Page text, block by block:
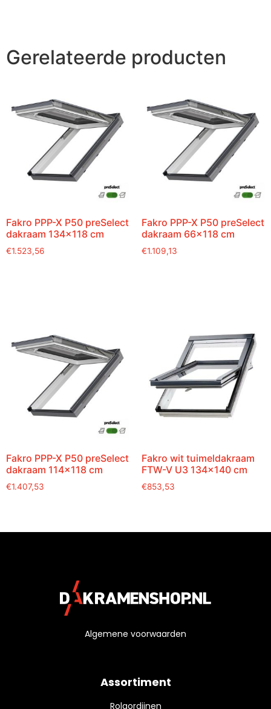
Gerelateerde producten
Fakro PPP-X P50 preSelect
dakraam 134×118 cm
€1.523,56
Fakro PPP-X P50 preSelect
dakraam 66×118 cm
€1.109,13
Fakro PPP-X P50 preSelect
dakraam 114×118 cm
€1.407,53
Fakro wit tuimeldakraam
FTW-V U3 134×140 cm
€853,53
Algemene voorwaarden
Assortiment
Rolgordijnen